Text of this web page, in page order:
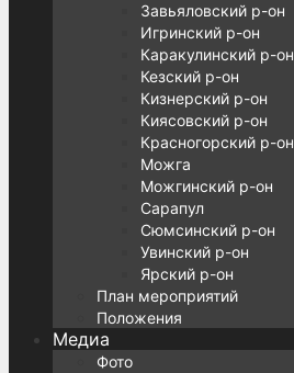
Завьяловский р-он
Игринский р-он
Каракулинский р-он
Кезский р-он
Кизнерский р-он
Киясовский р-он
Красногорский р-он
Можга
Можгинский р-он
Сарапул
Сюмсинский р-он
Увинский р-он
Ярский р-он
План мероприятий
Положения
Медиа
Фото